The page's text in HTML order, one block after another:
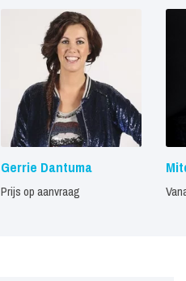
Gerrie Dantuma
Prijs op aanvraag